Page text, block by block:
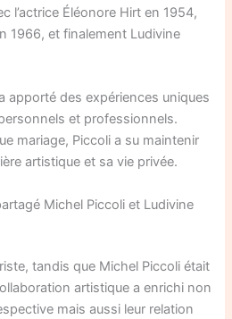
l’actrice Éléonore Hirt en 1954,
1966, et finalement Ludivine
apporté des expériences uniques
et professionnels.
mariage, Piccoli a su maintenir
artistique et sa vie privée.
Michel Piccoli et Ludivine
tandis que Michel Piccoli était
artistique a enrichi non
mais aussi leur relation